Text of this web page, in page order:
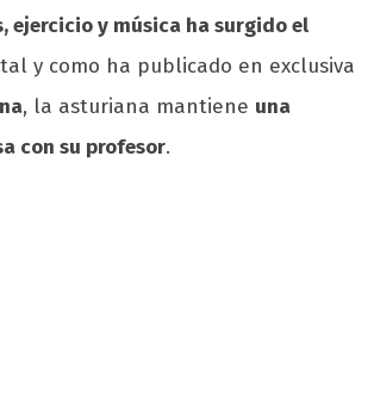
ejercicio y música ha surgido el
y como ha publicado en exclusiva
, la asturiana mantiene una
con su profesor.